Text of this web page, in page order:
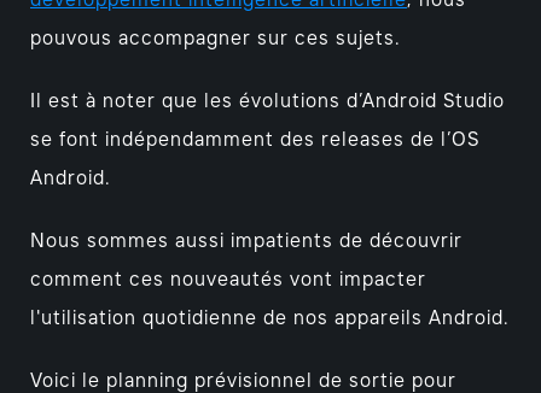
pouvous accompagner sur ces sujets.
Il est à noter que les évolutions d’Android Studio
se font indépendamment des releases de l’OS
Android.
Nous sommes aussi impatients de découvrir
comment ces nouveautés vont impacter
l'utilisation quotidienne de nos appareils Android.
Voici le planning prévisionnel de sortie pour